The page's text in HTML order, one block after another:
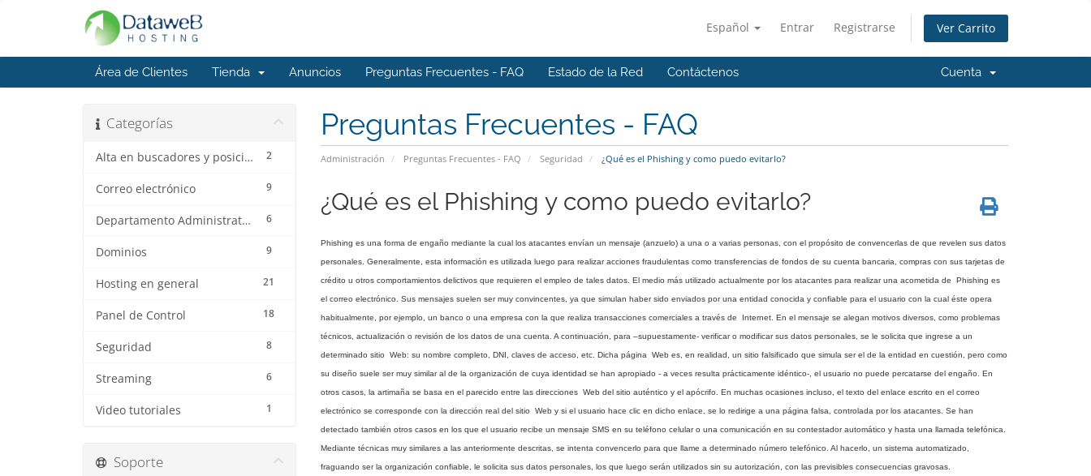
Español Entrar Registrarse Ver Carrito
Área de Clientes Tienda Anuncios Preguntas Frecuentes - FAQ Estado de la Red Contáctenos Cuenta
Preguntas Frecuentes - FAQ
Administración Preguntas Frecuentes - FAQ Seguridad ¿Qué es el Phishing y como puedo evitarlo?
Categorías
2
Alta en buscadores y posicionamiento web
9
Correo electrónico
6
Departamento Administrativo
9
Dominios
21
Hosting en general
18
Panel de Control
8
Seguridad
6
Streaming
1
Video tutoriales
¿Qué es el Phishing y como puedo evitarlo?
Phishing es una forma de engaño mediante la cual los atacantes envían un mensaje (anzuelo) a una o a varias personas, con el propósito de convencerlas de que revelen sus datos
personales. Generalmente, esta información es utilizada luego para realizar acciones fraudulentas como transferencias de fondos de su cuenta bancaria, compras con sus tarjetas de
crédito u otros comportamientos delictivos que requieren el empleo de tales datos. El medio más utilizado actualmente por los atacantes para realizar una acometida de Phishing es
el correo electrónico. Sus mensajes suelen ser muy convincentes, ya que simulan haber sido enviados por una entidad conocida y confiable para el usuario con la cual éste opera
habitualmente, por ejemplo, un banco o una empresa con la que realiza transacciones comerciales a través de Internet. En el mensaje se alegan motivos diversos, como problemas
técnicos, actualización o revisión de los datos de una cuenta. A continuación, para –supuestamente- verificar o modificar sus datos personales, se le solicita que ingrese a un
determinado sitio Web: su nombre completo, DNI, claves de acceso, etc. Dicha página Web es, en realidad, un sitio falsificado que simula ser el de la entidad en cuestión, pero como
su diseño suele ser muy similar al de la organización de cuya identidad se han apropiado - a veces resulta prácticamente idéntico-, el usuario no puede percatarse del engaño. En
otros casos, la artimaña se basa en el parecido entre las direcciones Web del sitio auténtico y el apócrifo. En muchas ocasiones incluso, el texto del enlace escrito en el correo
electrónico se corresponde con la dirección real del sitio Web y si el usuario hace clic en dicho enlace, se lo redirige a una página falsa, controlada por los atacantes. Se han
detectado también otros casos en los que el usuario recibe un mensaje SMS en su teléfono celular o una comunicación en su contestador automático y hasta una llamada telefónica.
Mediante técnicas muy similares a las anteriormente descritas, se intenta convencerlo para que llame a determinado número telefónico. Al hacerlo, un sistema automatizado,
fraguando ser la organización confiable, le solicita sus datos personales, los que luego serán utilizados sin su autorización, con las previsibles consecuencias gravosas.
Soporte